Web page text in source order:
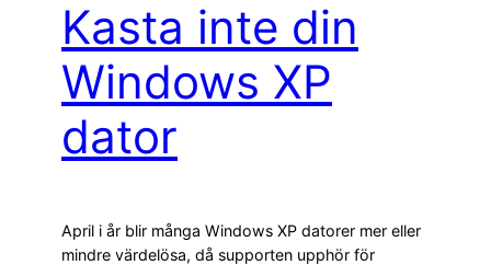
Kasta inte din
Windows XP
dator
April i år blir många Windows XP datorer mer eller
mindre värdelösa, då supporten upphör för